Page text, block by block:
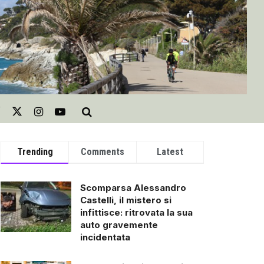
Trending Comments Latest
Scomparsa Alessandro
Castelli, il mistero si
infittisce: ritrovata la sua
auto gravemente
incidentata